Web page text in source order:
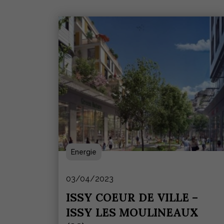
Energie
03/04/2023
ISSY COEUR DE VILLE –
ISSY LES MOULINEAUX